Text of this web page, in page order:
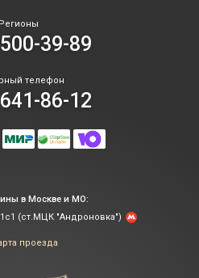
Регионы
39-89
телефон
86-12
в Москве и МО:
1с1 (ст.МЦК "Андроновка")
проезда